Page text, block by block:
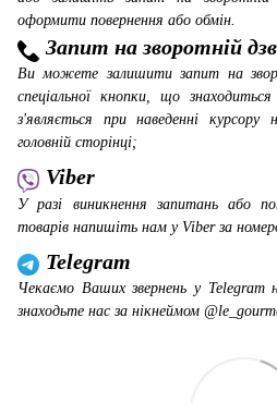
оформити повернення або обмін.
Запит на зворотній
Ви можете залишити запит на
спеціальної кнопки, що
з'являється при наведенні
головній сторінці;
Viber
У разі виникнення запитань або
товарів напишіть нам у Viber за
Telegram
Чекаємо Ваших звернень у Telegram
знаходьте нас за нікнеймом